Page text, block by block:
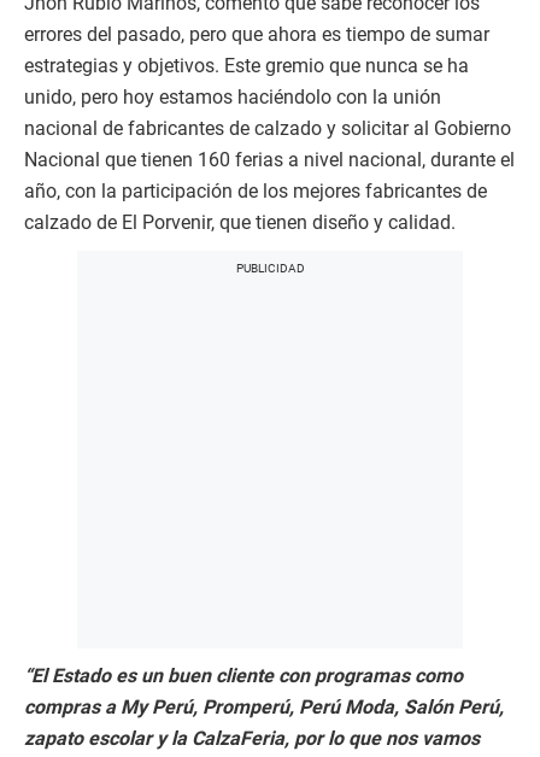
errores del pasado, pero que ahora es tiempo de sumar
estrategias y objetivos. Este gremio que nunca se ha
unido, pero hoy estamos haciéndolo con la unión
nacional de fabricantes de calzado y solicitar al Gobierno
Nacional que tienen 160 ferias a nivel nacional, durante el
año, con la participación de los mejores fabricantes de
calzado de El Porvenir, que tienen diseño y calidad.
“El Estado es un buen cliente con programas como
compras a My Perú, Promperú, Perú Moda, Salón Perú,
zapato escolar y la CalzaFeria, por lo que nos vamos